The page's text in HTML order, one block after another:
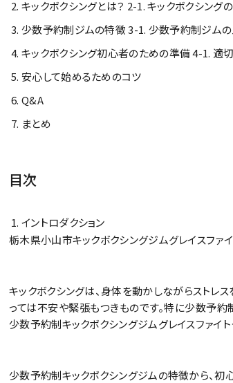
キックボクシングとは？ 2-1. キックボクシン
少数予約制ジムの特徴 3-1. 少数予約制ジム
キックボクシング初心者のための準備 4-1. 適
安心して始めるためのコツ
Q&A
まとめ
目次
イントロダクション
栃木県小山市キックボクシングジムグレイスファイ
キックボクシングは、身体を動かしながらストレ
っては不安や緊張もつきものです。特に少数予
少数予約制キックボクシングジムグレイスファイ
少数予約制キックボクシングジムの特徴から、初